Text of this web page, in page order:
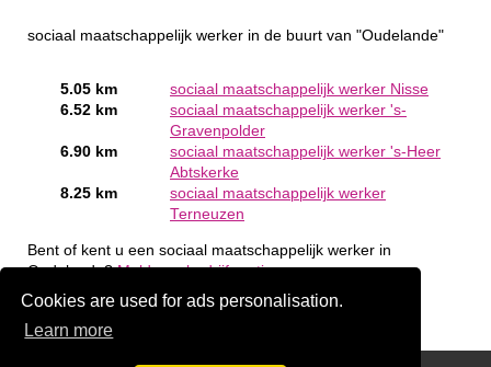
Cookies are used for ads personalisation.
Learn more
sociaal maatschappelijk werker in de buurt van "Oudelande"
5.05 km
sociaal maatschappelijk werker Nisse
6.52 km
sociaal maatschappelijk werker 's-
Gravenpolder
6.90 km
sociaal maatschappelijk werker 's-Heer
Abtskerke
8.25 km
sociaal maatschappelijk werker
Terneuzen
Bent of kent u een sociaal maatschappelijk werker in
Oudelande?Meld een bedrijf gratis aan